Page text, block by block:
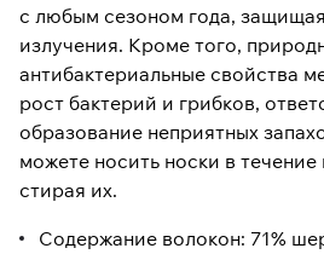
с любым сезоном года,
излучения. Кроме того,
антибактериальные свойства
рост бактерий и грибков,
образование неприятных
можете носить носки в течение
стирая их.
Содержание волокон: 71%